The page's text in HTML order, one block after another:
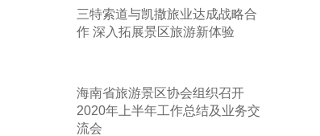
三特索道与凯撒旅业达成战略合
作 深入拓展景区旅游新体验
海南省旅游景区协会组织召开
2020年上半年工作总结及业务交
流会